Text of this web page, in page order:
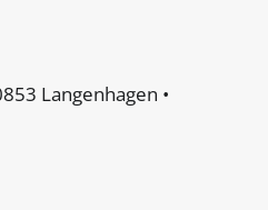
Langenhagen •